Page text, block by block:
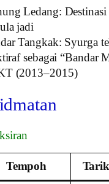
Ledang: Destinasi
jadi
Tangkak: Syurga
sebagai “Bandar
(2013–2015)
Tempoh